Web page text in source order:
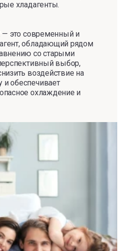
хладагенты.
— это современный и
обладающий рядом
со старыми
выбор,
воздействие на
обеспечивает
охлаждение и